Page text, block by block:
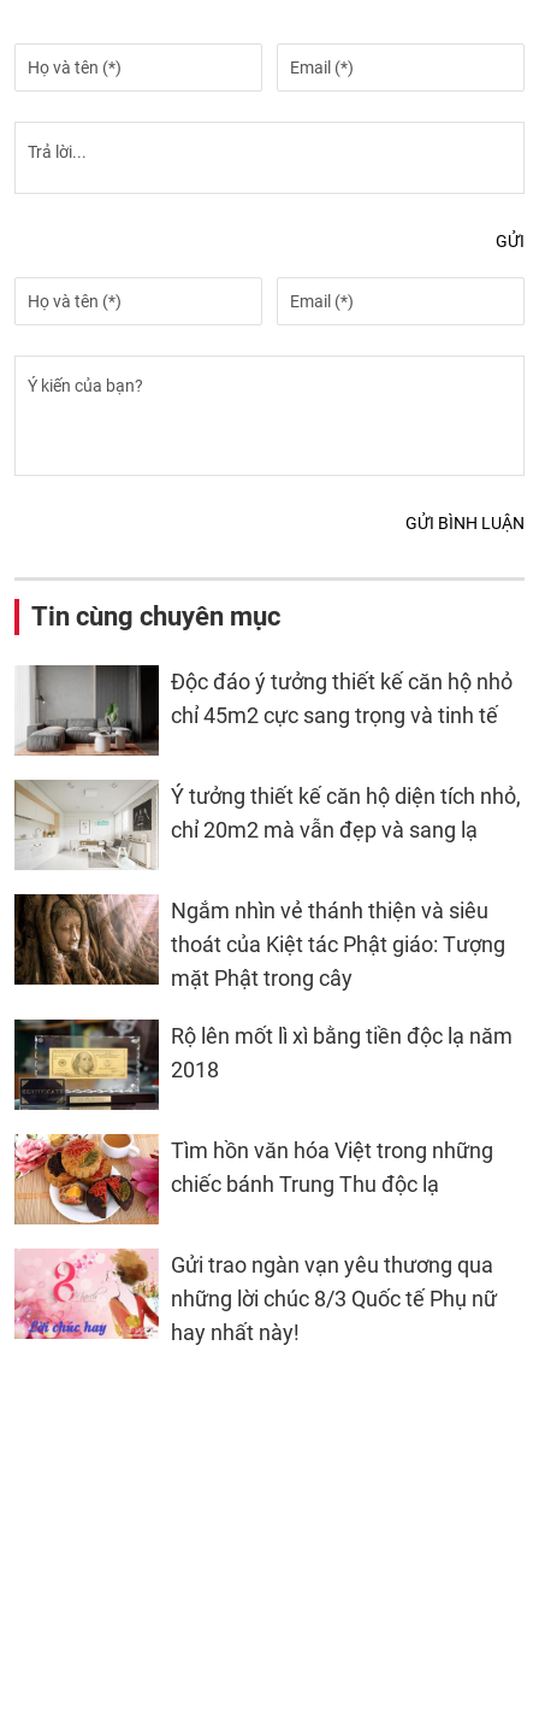
GỬI
GỬI BÌNH LUẬN
Tin cùng chuyên mục
Độc đáo ý tưởng thiết kế căn hộ nhỏ
chỉ 45m2 cực sang trọng và tinh tế
Ý tưởng thiết kế căn hộ diện tích nhỏ,
chỉ 20m2 mà vẫn đẹp và sang lạ
Ngắm nhìn vẻ thánh thiện và siêu
thoát của Kiệt tác Phật giáo: Tượng
mặt Phật trong cây
Rộ lên mốt lì xì bằng tiền độc lạ năm
2018
Tìm hồn văn hóa Việt trong những
chiếc bánh Trung Thu độc lạ
Gửi trao ngàn vạn yêu thương qua
những lời chúc 8/3 Quốc tế Phụ nữ
hay nhất này!